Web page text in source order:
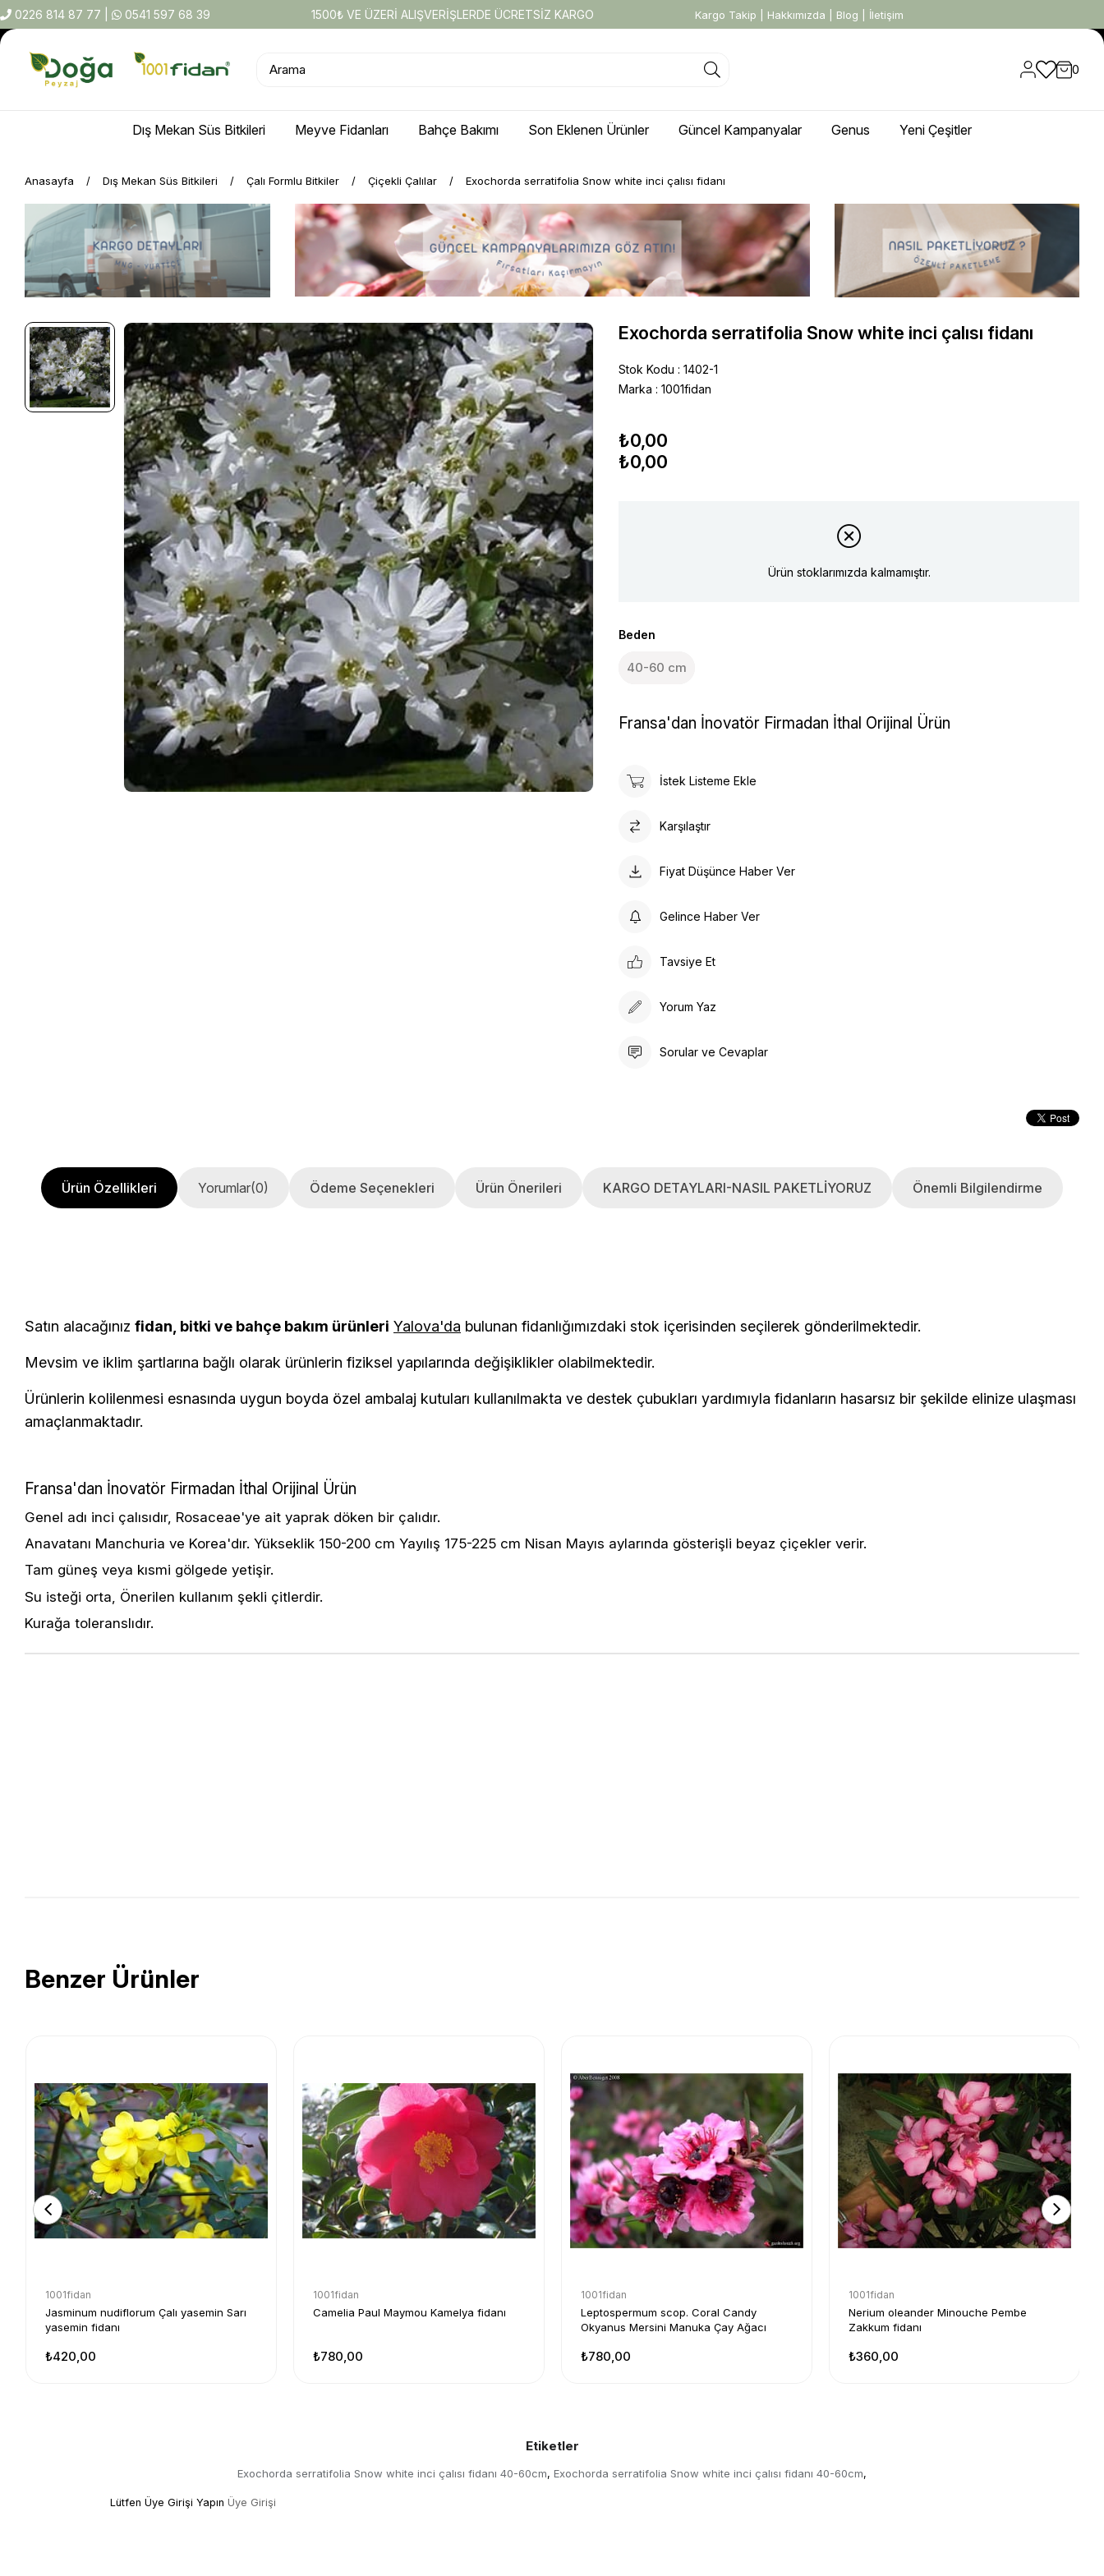
0226 814 87 77 0541 597 68 39 1500₺ VE ÜZERİ ALIŞVERİŞLERDE ÜCRETSİZ KARGO Kargo Takip Hakkımızda Blog İletişim
0
Dış Mekan Süs Bitkileri Meyve Fidanları Bahçe Bakımı Son Eklenen Ürünler Güncel Kampanyalar Genus Yeni Çeşitler
Anasayfa Dış Mekan Süs Bitkileri Çalı Formlu Bitkiler Çiçekli Çalılar Exochorda serratifolia Snow white inci çalısı fidanı
Exochorda serratifolia Snow white inci çalısı fidanı
Stok Kodu
1402-1
Marka : 1001fidan
₺0,00
₺0,00
Ürün stoklarımızda kalmamıştır.
Beden
40-60 cm
Fransa'dan İnovatör Firmadan İthal Orijinal Ürün
İstek Listeme Ekle
Karşılaştır
Fiyat Düşünce Haber Ver
Gelince Haber Ver
Tavsiye Et
Yorum Yaz
Sorular ve Cevaplar
Ürün Özellikleri Yorumlar(0) Ödeme Seçenekleri Ürün Önerileri KARGO DETAYLARI-NASIL PAKETLİYORUZ Önemli Bilgilendirme
Satın alacağınız fidan, bitki ve bahçe bakım ürünleri Yalova'da bulunan fidanlığımızdaki stok içerisinden seçilerek gönderilmektedir.
Mevsim ve iklim şartlarına bağlı olarak ürünlerin fiziksel yapılarında değişiklikler olabilmektedir.
Ürünlerin kolilenmesi esnasında uygun boyda özel ambalaj kutuları kullanılmakta ve destek çubukları yardımıyla fidanların hasarsız bir şekilde elinize ulaşması
amaçlanmaktadır.
Fransa'dan İnovatör Firmadan İthal Orijinal Ürün
Genel adı inci çalısıdır, Rosaceae'ye ait yaprak döken bir çalıdır.
Anavatanı Manchuria ve Korea'dır. Yükseklik 150-200 cm Yayılış 175-225 cm Nisan Mayıs aylarında gösterişli beyaz çiçekler verir.
Tam güneş veya kısmi gölgede yetişir.
Su isteği orta, Önerilen kullanım şekli çitlerdir.
Kurağa toleranslıdır.
Benzer Ürünler
1001fidan
Jasminum nudiflorum Çalı yasemin Sarı
yasemin fidanı
₺420,00
1001fidan
Camelia Paul Maymou Kamelya fidanı
₺780,00
1001fidan
Leptospermum scop. Coral Candy
Okyanus Mersini Manuka Çay Ağacı
₺780,00
1001fidan
Nerium oleander Minouche Pembe
Zakkum fidanı
₺360,00
Etiketler
Exochorda serratifolia Snow white inci çalısı fidanı 40-60cm, Exochorda serratifolia Snow white inci çalısı fidanı 40-60cm,
Lütfen Üye Girişi Yapın Üye Girişi